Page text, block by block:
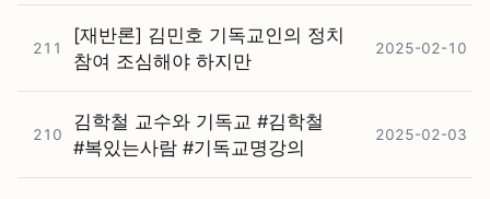
211
[재반론] 김민호 기독교인의 정치
참여 조심해야 하지만
2025-02-10
210
김학철 교수와 기독교 #⁠김학철
#⁠복있는사람 #⁠기독교명강의
2025-02-03